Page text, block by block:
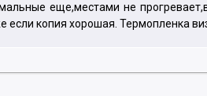
еще,местами не
если копия хорошая. Термопленка